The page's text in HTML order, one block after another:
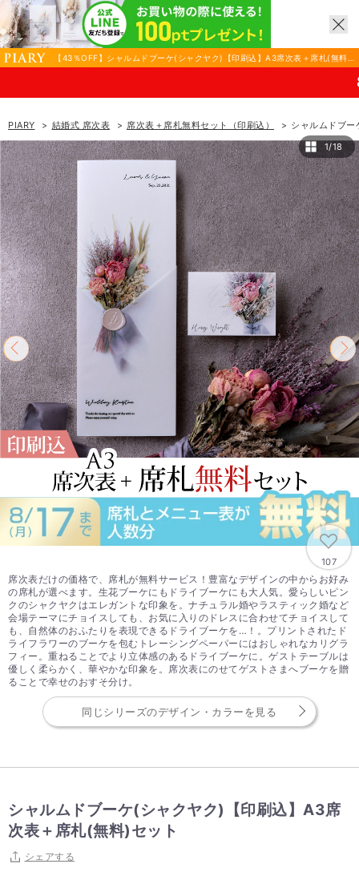
【43％OFF】シャルムドブーケ(シャクヤク)【印刷込】A3席次表＋席札(無料)
セット|結婚式 席次表ならPIARY（ピアリー）
8/17(月)まで！
PIARY 結婚式 席次表 席次表＋席札無料セット（印刷込）
シャルムドブ
1/18
107
席次表だけの価格で、席札が無料サービス！豊富なデザインの中からお好み
の席札が選べます。生花ブーケにもドライブーケにも大人気。愛らしいピン
クのシャクヤクはエレガントな印象を。ナチュラル婚やラスティック婚など
会場テーマにチョイスしても、お気に入りのドレスに合わせてチョイスして
も、自然体のおふたりを表現できるドライブーケを…！。プリントされたド
ライフラワーのブーケを包むトレーシングペーパーにはおしゃれなカリグラ
フィー。重ねることでより立体感のあるドライブーケに。ゲストテーブルは
優しく柔らかく、華やかな印象を。席次表にのせてゲストさまへブーケを贈
ることで幸せのおすそ分け。
同じシリーズのデザイン・カラーを見る
シャルムドブーケ(シャクヤク)【印刷込】A3席
次表＋席札(無料)セット
シェアする